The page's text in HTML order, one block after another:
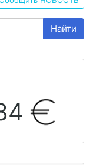
Найти